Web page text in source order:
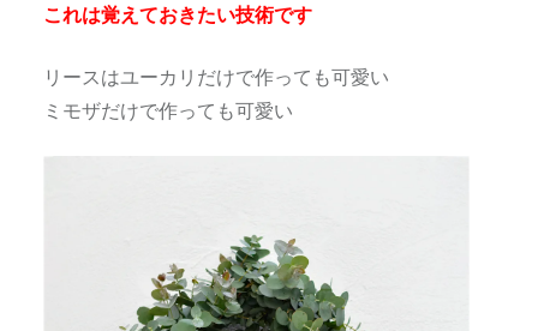
これは覚えておきたい技術です
リースはユーカリだけで作っても可愛い
ミモザだけで作っても可愛い